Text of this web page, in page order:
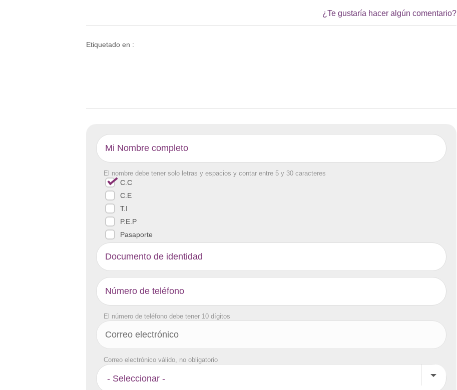
¿Te gustaría hacer algún comentario?
Etiquetado en :
El nombre debe tener solo letras y espacios y contar entre 5 y 30 caracteres
C.C
C.E
T.I
P.E.P
Pasaporte
El número de teléfono debe tener 10 dígitos
Correo electrónico válido, no obligatorio